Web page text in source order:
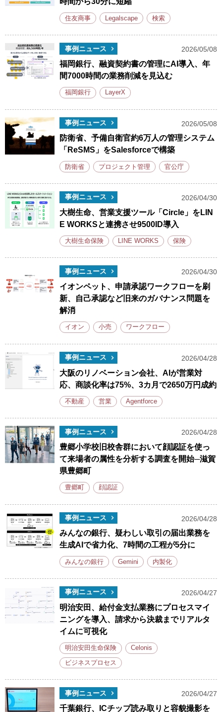
住友商事 Legalscape 検索
事例ニュース 2026/05/08
福岡銀行、融資契約書の管理にAI導入、年
間7000時間の業務削減を見込む
福岡銀行 LayerX
事例ニュース 2026/05/08
防衛省、予備自衛官約6万人の管理システム
「ReSMS」をSalesforceで構築
防衛省 プロジェクト管理 官公庁
事例ニュース 2026/04/30
大樹生命、営業支援ツール「Circle」をLIN
E WORKSと連携させ9500ID導入
大樹生命保険 LINE WORKS 保険
事例ニュース 2026/04/30
イオンペット、申請承認ワークフローを刷
新、自己承認など旧来のガバナンス問題を
解消
イオン 小売 ワークフロー
事例ニュース 2026/04/28
大阪のリノベーション会社、AIが営業対
応、商談化率は75%、3カ月で2650万円成約
不動産 営業 Agentforce
事例ニュース 2026/04/28
豊郷小学校旧校舎群において顔認証を使っ
て来場者の属性を分析する調査を開始─滋賀
県豊郷町
豊郷町 顔認証
事例ニュース 2026/04/28
みんなの銀行、疑わしい取引の届出業務を
生成AIで省力化、7時間の工程が5分に
みんなの銀行 Gemini 内製化
事例ニュース 2026/04/27
明治安田、給付金支払業務にプロセスマイ
ニングを導入、請求から決裁までリアルタ
イムに可視化
明治安田生命保険 Celonis
ビジネスプロセス
事例ニュース 2026/04/27
千葉銀行、ICチップ読み取りと容貌撮影を